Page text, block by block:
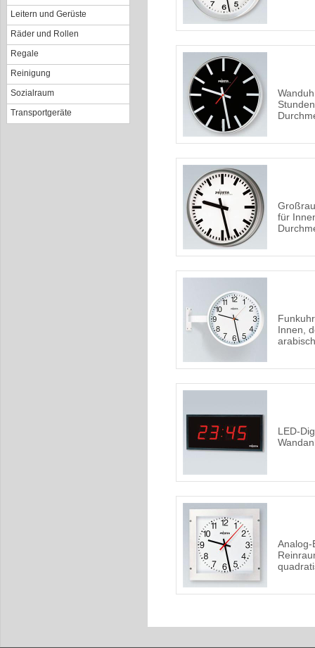
Leitern und Gerüste
Räder und Rollen
Regale
Reinigung
Sozialraum
Transportgeräte
für
Innen,
LED-
Analog-